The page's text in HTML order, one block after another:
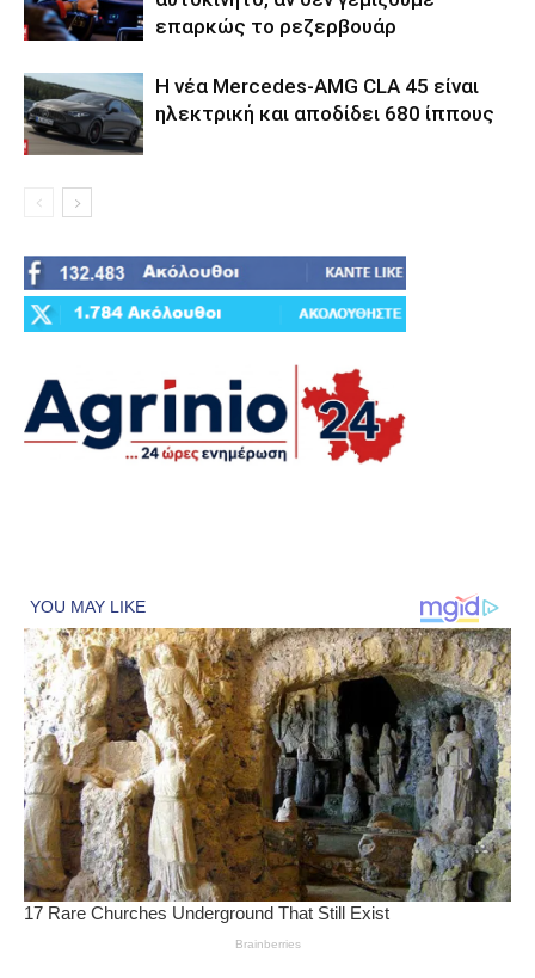
επαρκώς το ρεζερβουάρ
Η νέα Mercedes-AMG CLA 45 είναι
ηλεκτρική και αποδίδει 680 ίππους